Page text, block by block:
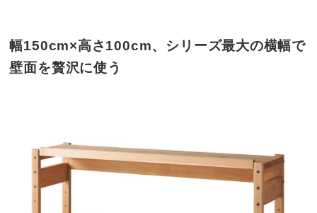
幅150cm×高さ100cm、シリーズ最大の横幅で
壁面を贅沢に使う